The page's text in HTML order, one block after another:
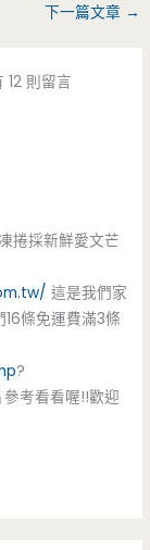
下一篇文章 →
則留言
捲採新鮮愛文芒
這是我們家
條免運費滿3條
?
考看看喔!!歡迎